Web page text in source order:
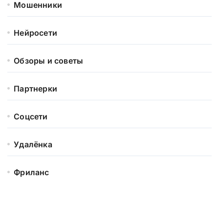
Мошенники
Нейросети
Обзоры и советы
Партнерки
Соцсети
Удалёнка
Фриланс